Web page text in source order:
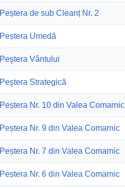
Peștera de sub Cleanț Nr. 2
Peștera Umedă
Peştera Vântului
Peştera Strategică
Peștera Nr. 10 din Valea Comarnic
Peștera Nr. 9 din Valea Comarnic
Peștera Nr. 7 din Valea Comarnic
Peștera Nr. 6 din Valea Comarnic